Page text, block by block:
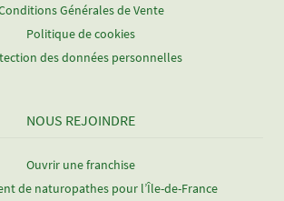
Générales de Vente
Politique de cookies
des données personnelles
NOUS REJOINDRE
Ouvrir une franchise
de naturopathes pour l’Île-de-France